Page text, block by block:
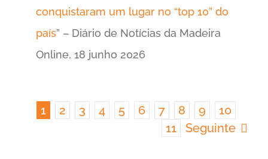
conquistaram um lugar no “top 10” do
país” – Diário de Notícias da Madeira
Online, 18 junho 2026
1 2 3 4 5 6 7 8 9
10
11
Seguinte